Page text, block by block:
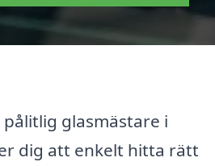
glasmästare i
dig att enkelt hitta rätt